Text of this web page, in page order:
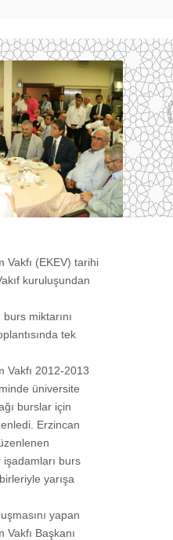
Vakfı (EKEV) tarihi
kuruluşundan
miktarını
tek
Vakfı 2012-2013
üniversite
burslar için
Erzincan
işadamları burs
yarışa
yapan
Başkanı